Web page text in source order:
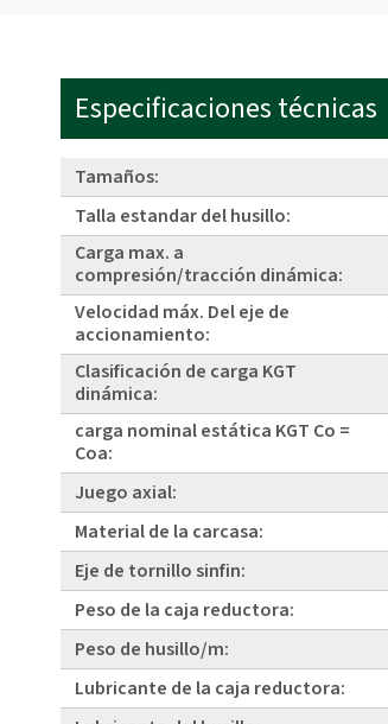
Especificaciones técnicas
Tamaños:
Talla estandar del husillo:
Carga max. a
compresión/tracción dinámica:
Velocidad máx. Del eje de
accionamiento:
Clasificación de carga KGT
dinámica:
carga nominal estática KGT Co =
Coa:
Juego axial:
Material de la carcasa:
Eje de tornillo sinfin:
Peso de la caja reductora:
Peso de husillo/m:
Lubricante de la caja reductora: